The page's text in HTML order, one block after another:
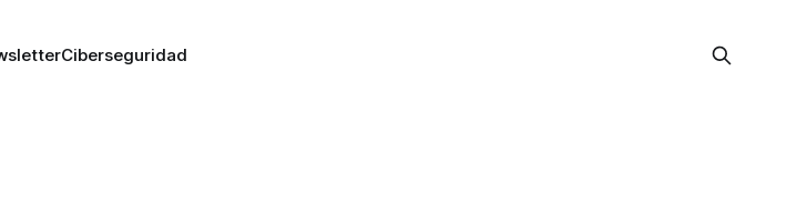
Ciberseguridad